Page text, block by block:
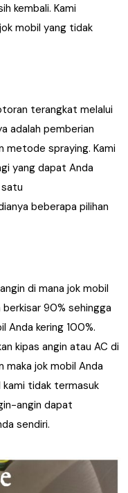
kembali. Kami
mobil yang tidak
terangkat melalui
adalah pemberian
metode spraying. Kami
yang dapat Anda
satu
beberapa pilihan
di mana jok mobil
90% sehingga
Anda kering 100%.
kipas angin atau AC di
jok mobil Anda
kami tidak termasuk
angin dapat
sendiri.